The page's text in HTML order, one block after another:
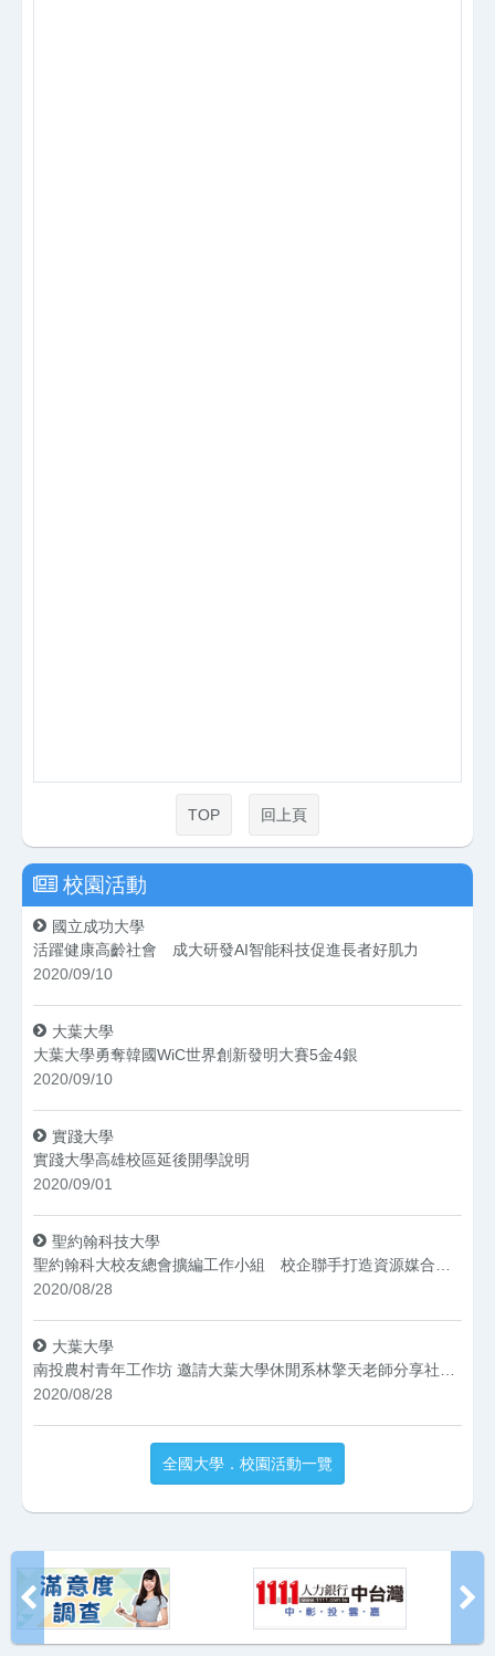
TOP 回上頁
校園活動
國立成功大學
活躍健康高齡社會 成大研發AI智能科技促進長者好肌力
2020/09/10
大葉大學
大葉大學勇奪韓國WiC世界創新發明大賽5金4銀
2020/09/10
實踐大學
實踐大學高雄校區延後開學說明
2020/09/01
聖約翰科技大學
2020/08/28
大葉大學
2020/08/28
全國大學．校園活動一覽